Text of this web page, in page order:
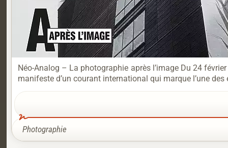
Néo-Analog – La photographie après l’image Du 24
manifeste d’un courant international qui marque l’une
Photographie